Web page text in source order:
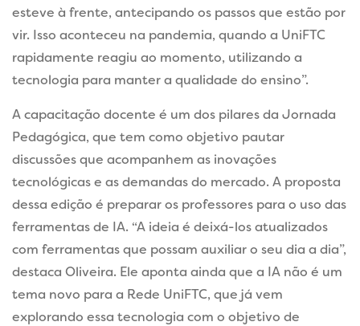
esteve à frente, antecipando os passos que estão por
vir. Isso aconteceu na pandemia, quando a UniFTC
rapidamente reagiu ao momento, utilizando a
tecnologia para manter a qualidade do ensino”.
A capacitação docente é um dos pilares da Jornada
Pedagógica, que tem como objetivo pautar
discussões que acompanhem as inovações
tecnológicas e as demandas do mercado. A proposta
dessa edição é preparar os professores para o uso das
ferramentas de IA. “A ideia é deixá-los atualizados
com ferramentas que possam auxiliar o seu dia a dia”,
destaca Oliveira. Ele aponta ainda que a IA não é um
tema novo para a Rede UniFTC, que já vem
explorando essa tecnologia com o objetivo de